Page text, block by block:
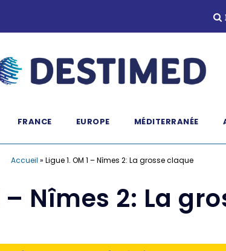
FRANCE EUROPE MÉDITERRANÉE
Accueil » Ligue 1. OM 1 – Nîmes 2: La grosse claque
– Nîmes 2: La